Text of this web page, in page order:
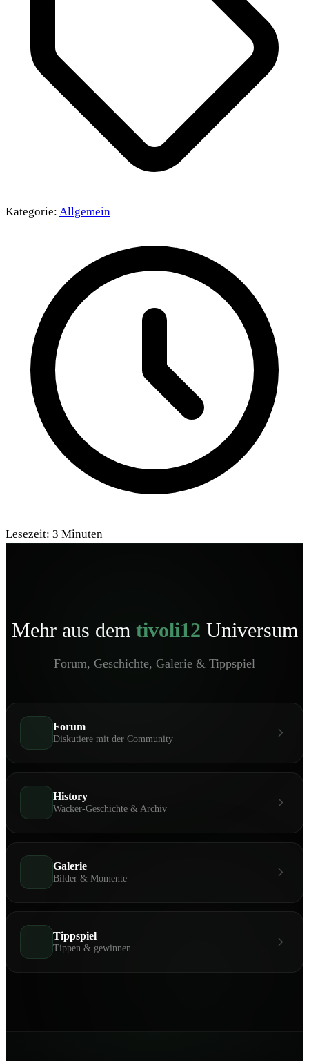
Kategorie: Allgemein
Lesezeit: 3 Minuten
Mehr aus dem tivoli12 Universum
Forum, Geschichte, Galerie & Tippspiel
Forum
Diskutiere mit der Community
History
Wacker-Geschichte & Archiv
Galerie
Bilder & Momente
Tippspiel
Tippen & gewinnen